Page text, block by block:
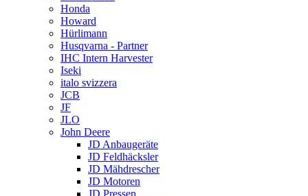
Honda
Howard
Hürlimann
Husqvarna - Partner
IHC Intern Harvester
Iseki
italo svizzera
JCB
JF
JLO
John Deere
JD Anbaugeräte
JD Feldhäcksler
JD Mähdrescher
JD Motoren
JD Pressen